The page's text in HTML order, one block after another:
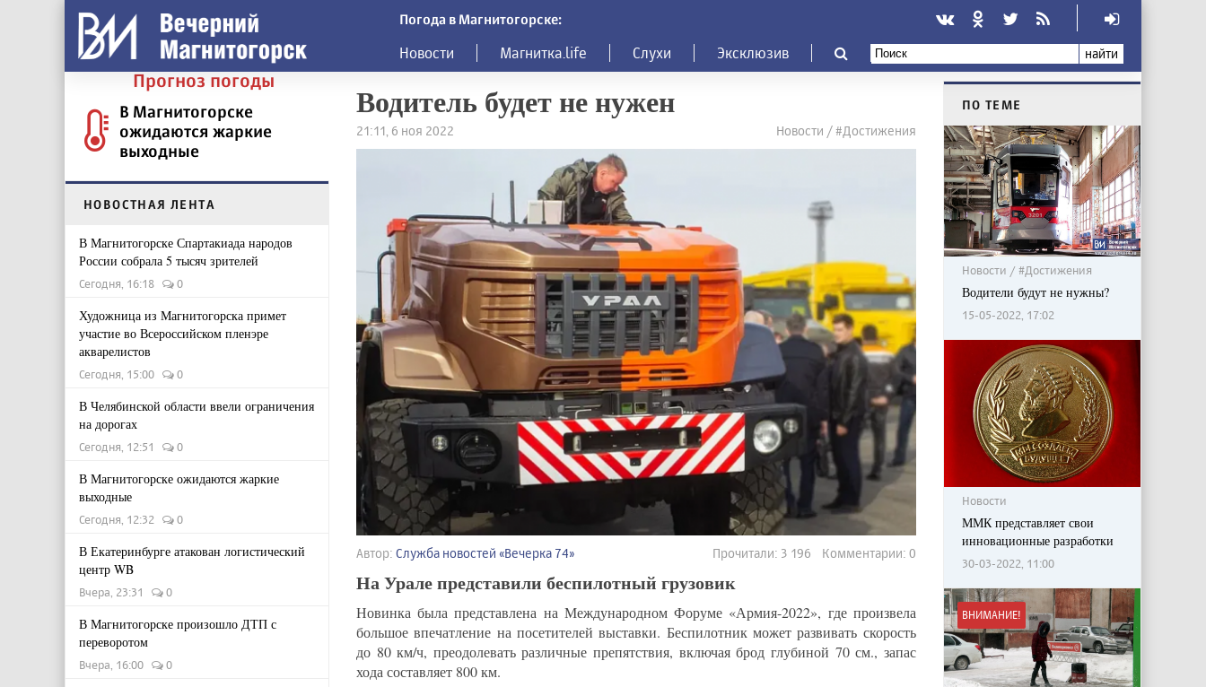
Погода в Магнитогорске:
Новости Магнитка.life Слухи Эксклюзив найти
Прогноз погоды
В Магнитогорске
ожидаются жаркие
выходные
НОВОСТНАЯ ЛЕНТА
В Магнитогорске Спартакиада народов
России собрала 5 тысяч зрителей
Сегодня, 16:18 0
Художница из Магнитогорска примет
участие во Всероссийском пленэре
акварелистов
Сегодня, 15:00 0
В Челябинской области ввели ограничения
на дорогах
Сегодня, 12:51 0
В Магнитогорске ожидаются жаркие
выходные
Сегодня, 12:32 0
В Екатеринбурге атакован логистический
центр WB
Вчера, 23:31 0
В Магнитогорске произошло ДТП с
переворотом
Вчера, 16:00 0
Водитель будет не нужен
21:11, 6 ноя 2022 Новости / #Достижения
Автор: Служба новостей «Вечерка 74» Прочитали: 3 196 Комментарии: 0
На Урале представили беспилотный грузовик
Новинка была представлена на Международном Форуме «Армия-2022», где произвела
большое впечатление на посетителей выставки. Беспилотник может развивать скорость
до 80 км/ч, преодолевать различные препятствия, включая брод глубиной 70 см., запас
хода составляет 800 км.
ПО ТЕМЕ
Новости / #Достижения
Водители будут не нужны?
15-05-2022, 17:02
Новости
ММК представляет свои
инновационные разработки
30-03-2022, 11:00
ВНИМАНИЕ!